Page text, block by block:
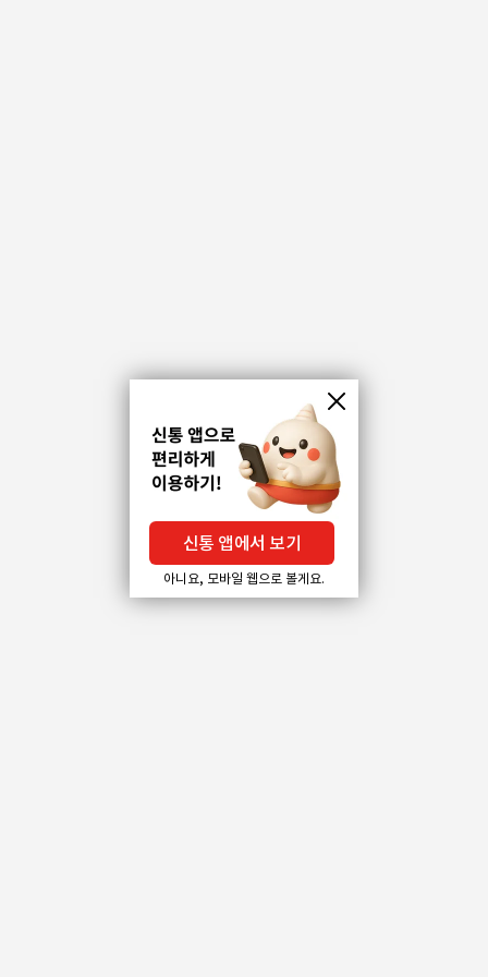
신통 앱에서 보기
아니요, 모바일 웹으로 볼게요.